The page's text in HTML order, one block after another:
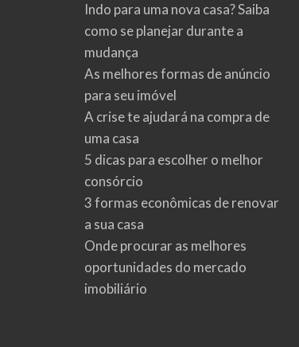
Indo para uma nova casa? Saiba
como se planejar durante a
mudança
As melhores formas de anúncio
para seu imóvel
A crise te ajudará na compra de
uma casa
5 dicas para escolher o melhor
consórcio
3 formas econômicas de renovar
a sua casa
Onde procurar as melhores
oportunidades do mercado
imobiliário